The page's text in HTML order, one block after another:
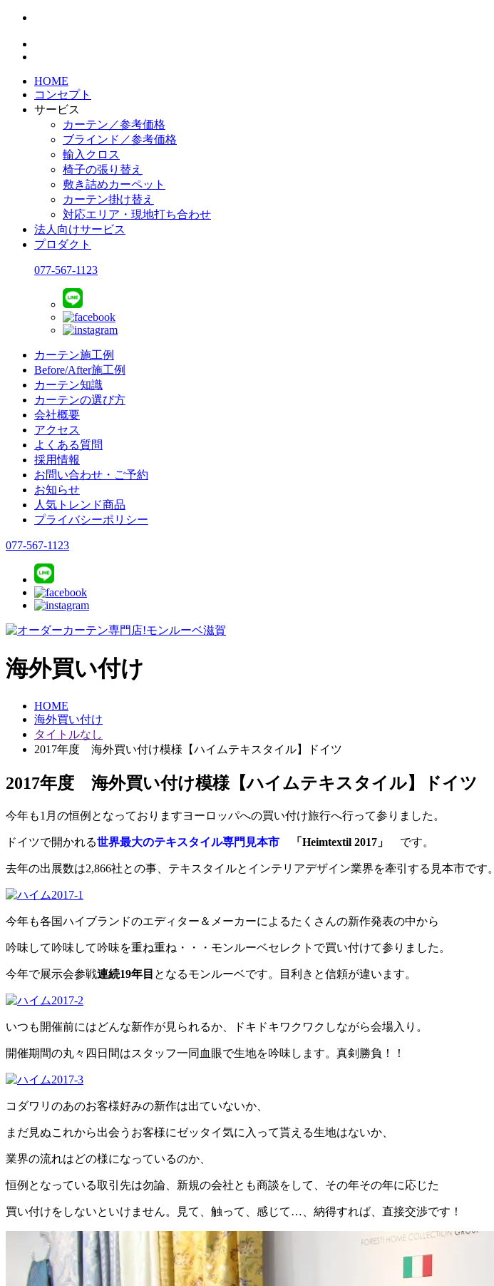
HOME
コンセプト
サービス
カーテン／参考価格
ブラインド／参考価格
輸入クロス
椅子の張り替え
敷き詰めカーペット
カーテン掛け替え
対応エリア・現地打ち合わせ
法人向けサービス
プロダクト
077-567-1123
カーテン施工例
Before/After施工例
カーテン知識
カーテンの選び方
会社概要
アクセス
よくある質問
採用情報
お問い合わせ・ご予約
お知らせ
人気トレンド商品
プライバシーポリシー
077-567-1123
海外買い付け
HOME
海外買い付け
タイトルなし
2017年度 海外買い付け模様【ハイムテキスタイル】ドイツ
2017年度 海外買い付け模様【ハイムテキスタイル】ドイツ
今年も1月の恒例となっておりますヨーロッパへの買い付け旅行へ行って参りました。
ドイツで開かれる世界最大のテキスタイル専門見本市 「Heimtextil 2017」 です。
去年の出展数は2,866社との事、テキスタイルとインテリアデザイン業界を牽引する見本市です。
今年も各国ハイブランドのエディター＆メーカーによるたくさんの新作発表の中から
吟味して吟味して吟味を重ね重ね・・・モンルーベセレクトで買い付けて参りました。
今年で展示会参戦連続19年目 となるモンルーベです。目利きと信頼が違います。
いつも開催前にはどんな新作が見られるか、 ドキドキワクワクしながら会場入り。
開催期間の丸々四日間はスタッフ一同血眼で生地を吟味します。真剣勝負！！
コダワリのあのお客様好みの新作は出ていないか、
まだ見ぬこれから出会うお客様にゼッタイ気に入って貰える生地はないか、
業界の流れはどの様になっているのか、
恒例となっている取引先は勿論、新規の会社とも商談をして、その年その年に応じた
買い付けをしないといけません。見て、触って、感じて…、納得すれば、直接交渉です！